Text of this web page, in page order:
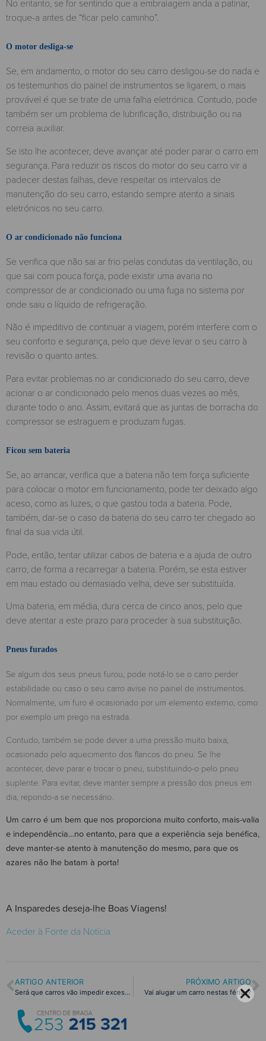
No entanto, se for sentindo que a embraiagem anda a patinar,
troque-a antes de “ficar pelo caminho”.
O motor desliga-se
Se, em andamento, o motor do seu carro desligou-se do nada e
os testemunhos do painel de instrumentos se ligarem, o mais
provável é que se trate de uma falha eletrónica. Contudo, pode
também ser um problema de lubrificação, distribuição ou na
correia auxiliar.
Se isto lhe acontecer, deve avançar até poder parar o carro em
segurança. Para reduzir os riscos do motor do seu carro vir a
padecer destas falhas, deve respeitar os intervalos de
manutenção do seu carro, estando sempre atento a sinais
eletrónicos no seu carro.
O ar condicionado não funciona
Se verifica que não sai ar frio pelas condutas da ventilação, ou
que sai com pouca força, pode existir uma avaria no
compressor de ar condicionado ou uma fuga no sistema por
onde saiu o líquido de refrigeração.
Não é impeditivo de continuar a viagem, porém interfere com o
seu conforto e segurança, pelo que deve levar o seu carro à
revisão o quanto antes.
Para evitar problemas no ar condicionado do seu carro, deve
acionar o ar condicionado pelo menos duas vezes ao mês,
durante todo o ano. Assim, evitará que as juntas de borracha do
compressor se estraguem e produzam fugas.
Ficou sem bateria
Se, ao arrancar, verifica que a bateria não tem força suficiente
para colocar o motor em funcionamento, pode ter deixado algo
aceso, como as luzes, o que gastou toda a bateria. Pode,
também, dar-se o caso da bateria do seu carro ter chegado ao
final da sua vida útil.
Pode, então, tentar utilizar cabos de bateria e a ajuda de outro
carro, de forma a recarregar a bateria. Porém, se esta estiver
em mau estado ou demasiado velha, deve ser substituída.
Uma bateria, em média, dura cerca de cinco anos, pelo que
deve atentar a este prazo para proceder à sua substituição.
Pneus furados
Se algum dos seus pneus furou, pode notá-lo se o carro perder
estabilidade ou caso o seu carro avise no painel de instrumentos.
Normalmente, um furo é ocasionado por um elemento externo, como
por exemplo um prego na estrada.
Contudo, também se pode dever a uma pressão muito baixa,
ocasionado pelo aquecimento dos flancos do pneu. Se lhe
acontecer, deve parar e trocar o pneu, substituindo-o pelo pneu
suplente. Para evitar, deve manter sempre a pressão dos pneus em
dia, repondo-a se necessário.
Um carro é um bem que nos proporciona muito conforto, mais-valia
e independência…no entanto, para que a experiência seja benéfica,
deve manter-se atento à manutenção do mesmo, para que os
azares não lhe batam à porta!
A Insparedes deseja-lhe Boas Viagens!
Aceder à Fonte da Notícia
ARTIGO ANTERIOR
Será que carros vão impedir excessos de velocidade?
PRÓXIMO ARTIGO
Vai alugar um carro nestas férias?